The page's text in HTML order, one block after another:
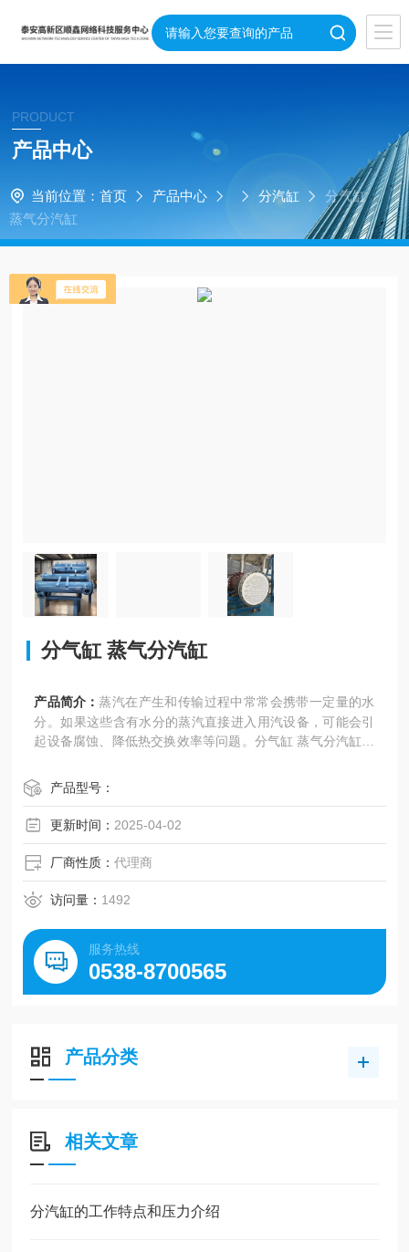
PRODUCT
产品中心
当前位置： 首页 产品中心 分汽缸
分气缸
蒸气分汽缸
分气缸 蒸气分汽缸
产品简介：蒸汽在产生和传输过程中常常会携带一定量的水
分。如果这些含有水分的蒸汽直接进入用汽设备，可能会引
起设备腐蚀、降低热交换效率等问题。分气缸 蒸气分汽缸内
燥的蒸汽进入用汽设备
产品型号：
更新时间： 2025-04-02
厂商性质：代理商
访问量： 1492
服务热线
0538-8700565
产品分类
相关文章
分汽缸的工作特点和压力介绍